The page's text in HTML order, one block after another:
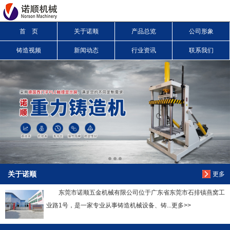
首 页 关于诺顺 产品总览 公司形象
铸造视频 新闻动态 行业资讯 联系我们
更多
关于诺顺
东莞市诺顺五金机械有限公司位于广东省东莞市石排镇燕窝工
业路1号，是一家专业从事铸造机械设备、铸...更多>>
信息搜索
搜索